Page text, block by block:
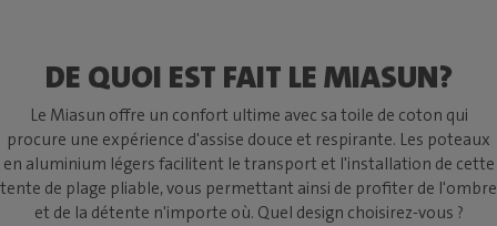
DE QUOI EST FAIT LE MIASUN?
Le Miasun offre un confort ultime avec sa toile de coton qui
procure une expérience d'assise douce et respirante. Les poteaux
en aluminium légers facilitent le transport et l'installation de cette
tente de plage pliable, vous permettant ainsi de profiter de l'ombre
et de la détente n'importe où. Quel design choisirez-vous ?